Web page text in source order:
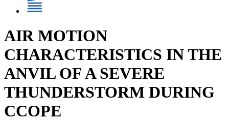
AIR MOTION
CHARACTERISTICS IN THE
ANVIL OF A SEVERE
THUNDERSTORM DURING
CCOPE